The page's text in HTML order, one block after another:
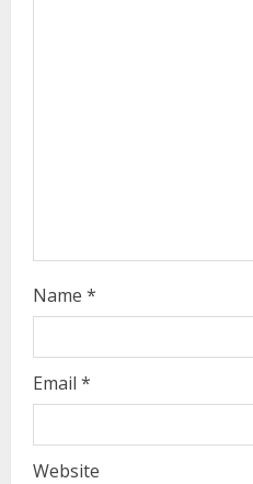
g
Name *
Email *
Website